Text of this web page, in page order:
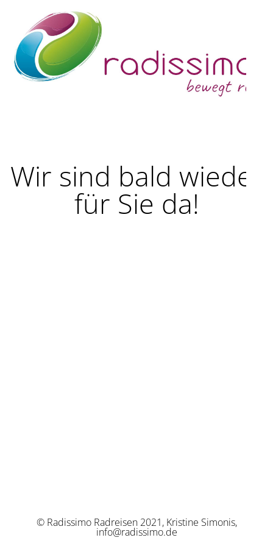
Wir sind bald wieder
für Sie da!
© Radissimo Radreisen 2021, Kristine Simonis,
info@radissimo.de